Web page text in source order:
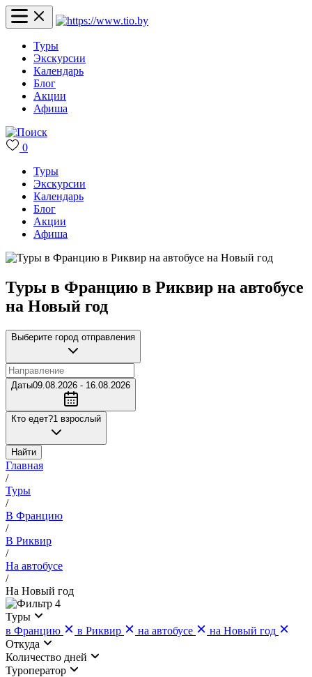
Туры
Экскурсии
Календарь
Блог
Акции
Афиша
0
Туры
Экскурсии
Календарь
Блог
Акции
Афиша
Туры в Францию в Риквир на автобусе
на Новый год
Выберите город отправления
Даты09.08.2026 - 16.08.2026
Кто едет?1 взрослый
Найти
Главная
/
Туры
/
В Францию
/
В Риквир
/
На автобусе
/
На Новый год
4
Туры
в Францию
в Риквир на автобусе
на Новый год
Откуда
Количество дней
Туроператор